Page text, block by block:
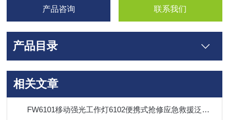
产品咨询 联系我们
产品目录
相关文章
FW6101移动强光工作灯6102便携式抢修应急救援泛光升降照明灯